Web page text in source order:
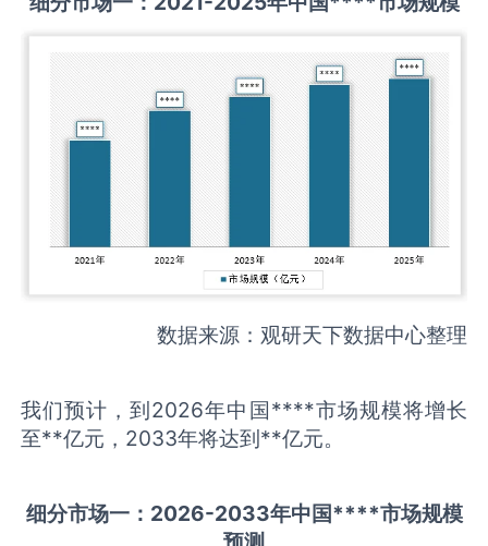
数据来源：观研天下数据中心整理
我们预计，到2026年中国****市场规模将增长
至**亿元，2033年将达到**亿元。
细分市场一： 2026-2033年中国****市场规模